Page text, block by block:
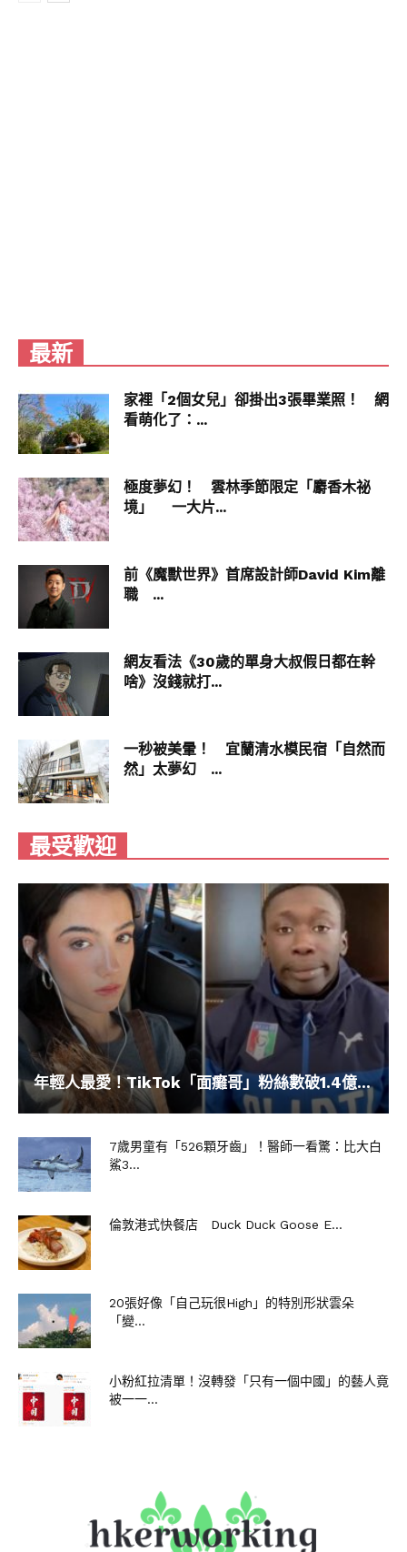
（圖片來源：IKEA JP）
IKEA真的一直在生火！雖然這次是日本的，但是台
灣未來也並非沒有機會登場啊，大家快一起來敲
最新
家裡「2個女兒」卻掛出3張畢業照！ 網
看萌化了：...
極度夢幻！ 雲林季節限定「麝香木祕
境」 一大片...
前《魔獸世界》首席設計師David Kim離
職 ...
網友看法《30歲的單身大叔假日都在幹
啥》沒錢就打...
一秒被美暈！ 宜蘭清水模民宿「自然而
然」太夢幻 ...
最受歡迎
年輕人最愛！TikTok「面癱哥」粉絲數破1.4億...
7歲男童有「526顆牙齒」！醫師一看驚：比大白
鯊3...
倫敦港式快餐店 Duck Duck Goose E...
20張好像「自己玩很High」的特別形狀雲朵
「變...
小粉紅拉清單！沒轉發「只有一個中國」的藝人竟
被一一...